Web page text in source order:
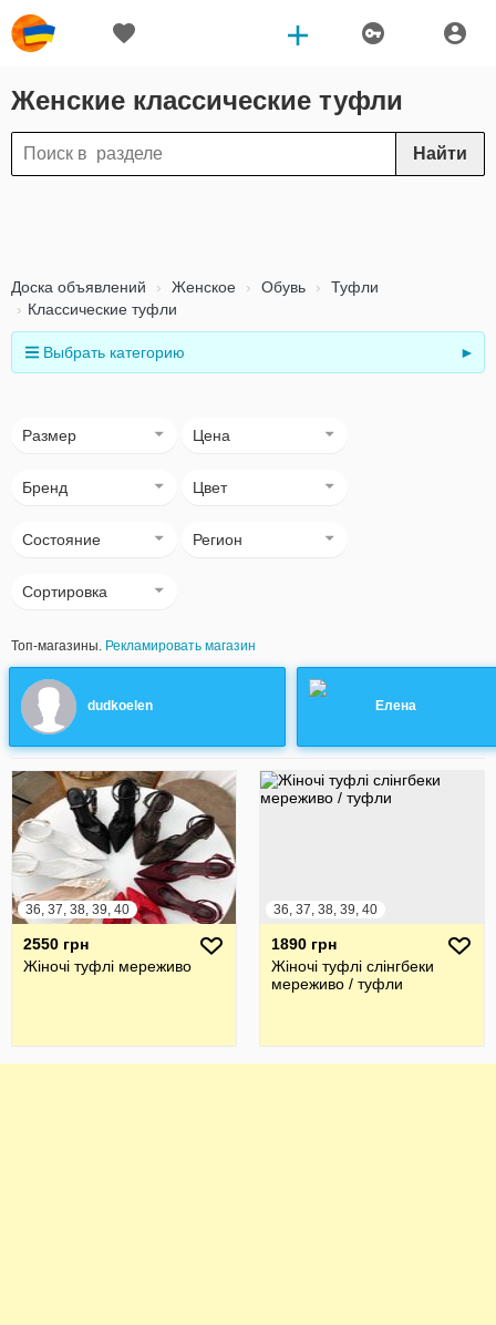
Женские классические туфли
Найти
Доска объявлений Женское Обувь
Туфли
Классические туфли
Выбрать категорию ►
Размер Цена
Бренд Цвет
Состояние Регион
Сортировка
Топ-магазины. Рекламировать магазин
dudkoelen Елена
36, 37, 38, 39, 40
2550 грн
Жіночі туфлі мереживо
36, 37, 38, 39, 40
1890 грн
Жіночі туфлі слінгбеки
мереживо / туфли